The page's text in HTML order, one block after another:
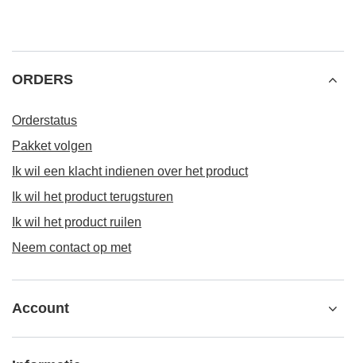
ORDERS
Orderstatus
Pakket volgen
Ik wil een klacht indienen over het product
Ik wil het product terugsturen
Ik wil het product ruilen
Neem contact op met
Account